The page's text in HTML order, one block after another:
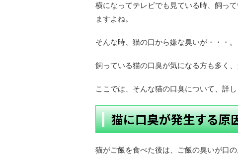
横になってテレビでも見ている時、飼っ
ますよね。
そんな時、猫の口から嫌な臭いが・・・。
飼っている猫の口臭が気になる方も多く
ここでは、そんな猫の口臭について、詳し
猫に口臭が発生する原
猫がご飯を食べた後は、ご飯の臭いが口